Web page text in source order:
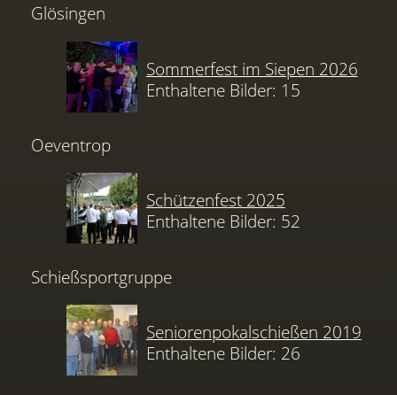
Glösingen
Sommerfest im Siepen 2026
Enthaltene Bilder: 15
Oeventrop
Schützenfest 2025
Enthaltene Bilder: 52
Schießsportgruppe
Seniorenpokalschießen 2019
Enthaltene Bilder: 26